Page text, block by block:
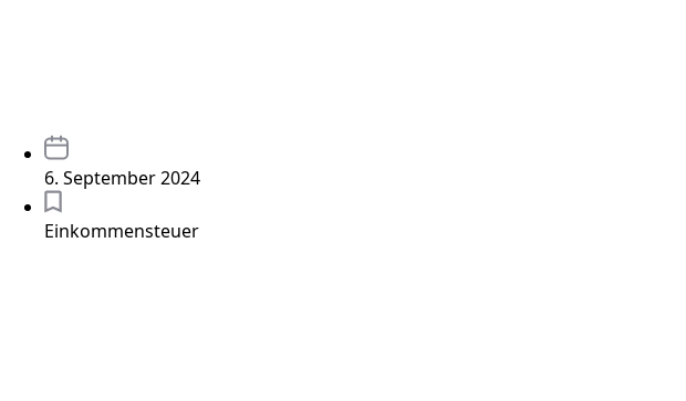
6. September 2024
Einkommensteuer